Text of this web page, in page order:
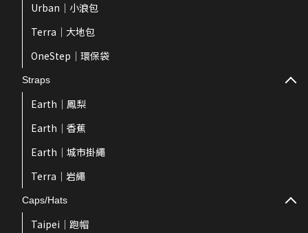
Urban｜小浪包
Terra｜大地包
OneStep｜環保袋
Straps
Earth｜鳳梨
Earth｜香蕉
Earth｜城市掛繩
Terra｜岩繩
Caps/Hats
Taipei｜跑帽